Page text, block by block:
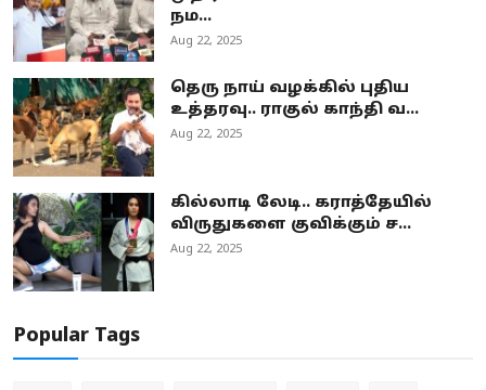
நம...
Aug 22, 2025
தெரு நாய் வழக்கில் புதிய
உத்தரவு.. ராகுல் காந்தி வ...
Aug 22, 2025
கில்லாடி லேடி.. கராத்தேயில்
விருதுகளை குவிக்கும் ச...
Aug 22, 2025
Popular Tags